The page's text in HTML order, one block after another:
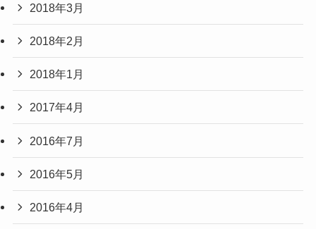
2018年3月
2018年2月
2018年1月
2017年4月
2016年7月
2016年5月
2016年4月